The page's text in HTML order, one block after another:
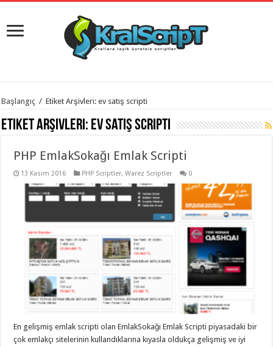
istanbul
evden
eve
organizasyon ,
evden
taşımacılık,
taşımacılık,
gaziantep
taşımacılık,
taşımacılık,
gaziantep
gaziantep
evden
Başlangıç / Etiket Arşivleri: ev satış scripti
Etiket Arşivleri: ev satış scripti
PHP EmlakSokağı Emlak Scripti
13 Kasım 2016 PHP Scriptler,Warez Scriptler 0
En gelişmiş emlak scripti olan EmlakSokağı Emlak Scripti piyasadaki bir
çok emlakçı sitelerinin kullandıklarına kıyasla oldukça gelişmiş ve iyi